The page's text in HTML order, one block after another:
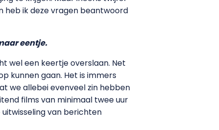
heb ik deze vragen beantwoord
eentje.
wel een keertje overslaan. Net
kunnen gaan. Het is immers
we allebei evenveel zin hebben
films van minimaal twee uur
van berichten